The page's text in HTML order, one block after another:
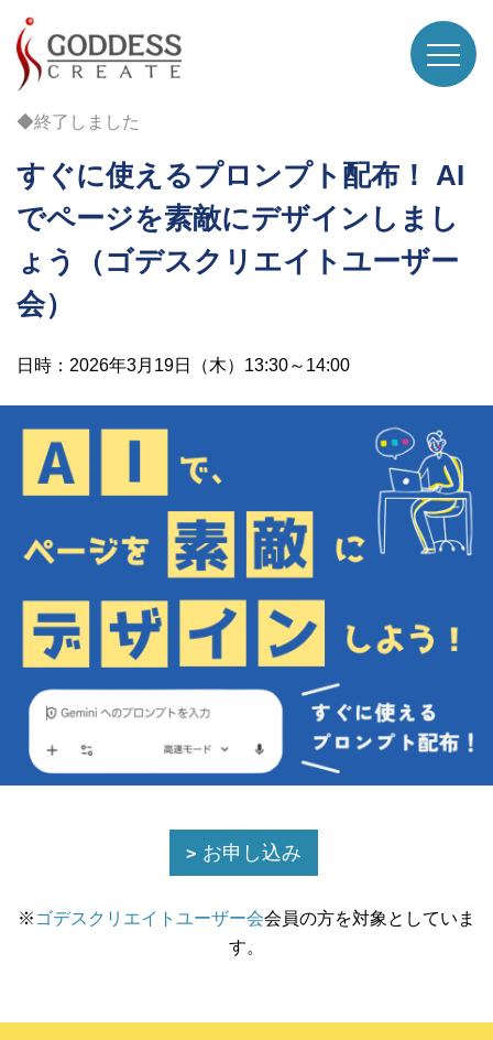
◆終了しました
すぐに使えるプロンプト配布！ AI
でページを素敵にデザインしまし
ょう（ゴデスクリエイトユーザー
会）
日時：2026年3月19日（木）13:30～14:00
お申し込み
※ ゴデスクリエイトユーザー会会員の方を対象としていま
す。